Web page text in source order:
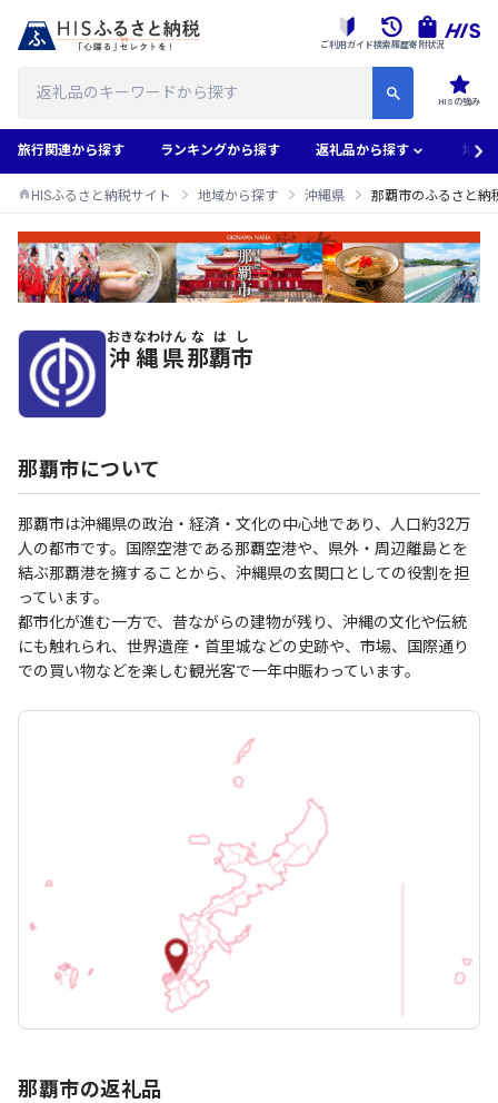
HISの強み
ご利用ガイド検索履歴寄附状況
旅行関連から探す ランキングから探す 返礼品から探す 地域
HISふるさと納税サイト 地域から探す 沖縄県 那覇市のふるさと納
那覇市のふるさと納税返礼品一覧
沖縄県
おきなわけん
那覇市
なはし
那覇市について
那覇市は沖縄県の政治・経済・文化の中心地であり、人口約32万
人の都市です。国際空港である那覇空港や、県外・周辺離島とを
結ぶ那覇港を擁することから、沖縄県の玄関口としての役割を担
っています。
都市化が進む一方で、昔ながらの建物が残り、沖縄の文化や伝統
にも触れられ、世界遺産・首里城などの史跡や、市場、国際通り
での買い物などを楽しむ観光客で一年中賑わっています。
那覇市の返礼品